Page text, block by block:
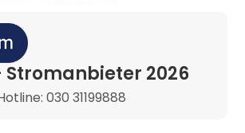
Stromanbieter 2026
030 31199888